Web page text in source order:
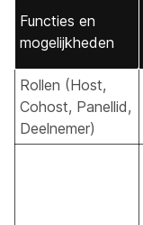
Functies en
mogelijkheden
Rollen (Host,
Cohost, Panellid,
Deelnemer)